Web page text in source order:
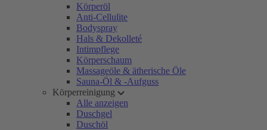
Körperöl
Anti-Cellulite
Bodyspray
Hals & Dekolleté
Intimpflege
Körperschaum
Massageöle & ätherische Öle
Sauna-Öl & -Aufguss
Körperreinigung
Alle anzeigen
Duschgel
Duschöl